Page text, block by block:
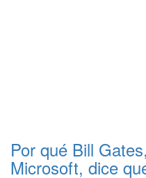
Por qué Bill
Microsoft, dice